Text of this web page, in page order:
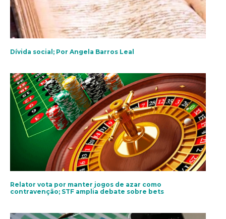
Dívida social; Por Angela Barros Leal
Relator vota por manter jogos de azar como
contravenção; STF amplia debate sobre bets